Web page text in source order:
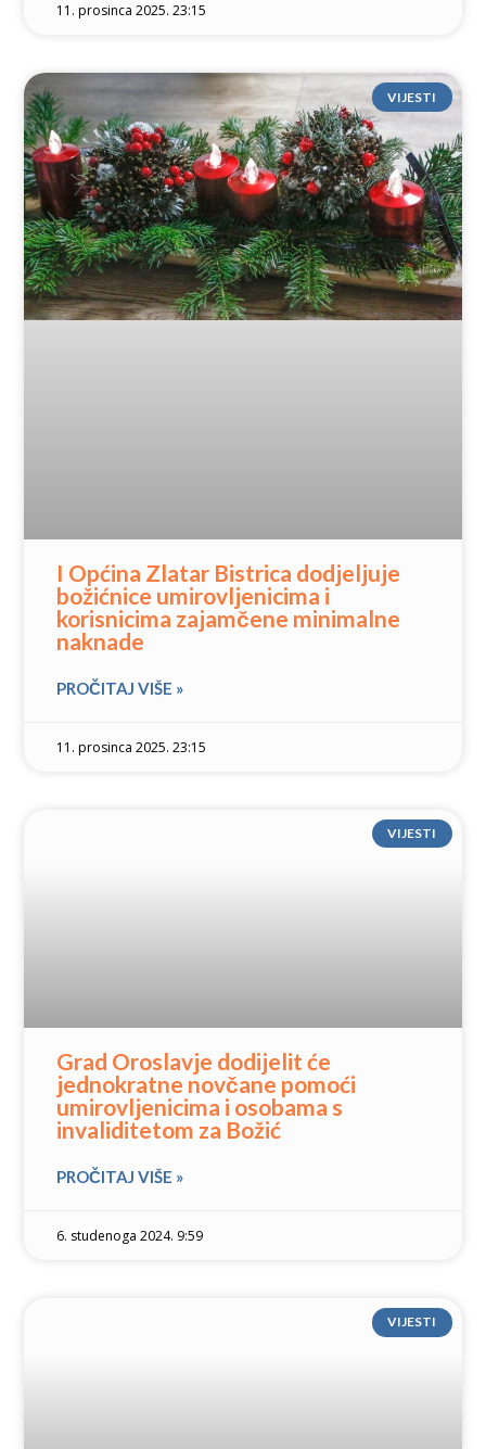
11. prosinca 2025. 23:15
VIJESTI
I Općina Zlatar Bistrica dodjeljuje
božićnice umirovljenicima i
korisnicima zajamčene minimalne
naknade
PROČITAJ VIŠE »
11. prosinca 2025. 23:15
VIJESTI
Grad Oroslavje dodijelit će
jednokratne novčane pomoći
umirovljenicima i osobama s
invaliditetom za Božić
PROČITAJ VIŠE »
6. studenoga 2024. 9:59
VIJESTI